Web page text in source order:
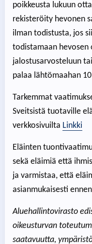
poikkeusta lukuun
rekisteröity hevonen
ilman todistusta, jos
todistamaan hevosen
jalostusarvosteluun
palaa lähtömaahan
Tarkemmat
Sveitsistä tuotaville
verkkosivuilta Linkki
Eläinten
sekä eläimiä että
ja varmistaa, että
asianmukaisesti
Aluehallintovirasto
oikeusturvan
saatavuutta,